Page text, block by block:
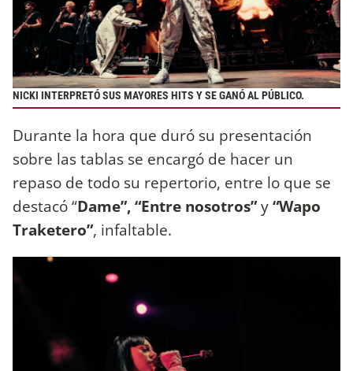
NICKI INTERPRETÓ SUS MAYORES HITS Y SE GANÓ AL PÚBLICO.
Durante la hora que duró su presentación
sobre las tablas se encargó de hacer un
repaso de todo su repertorio, entre lo que se
destacó “Dame”, “Entre nosotros”y“Wapo
Traketero”, infaltable.